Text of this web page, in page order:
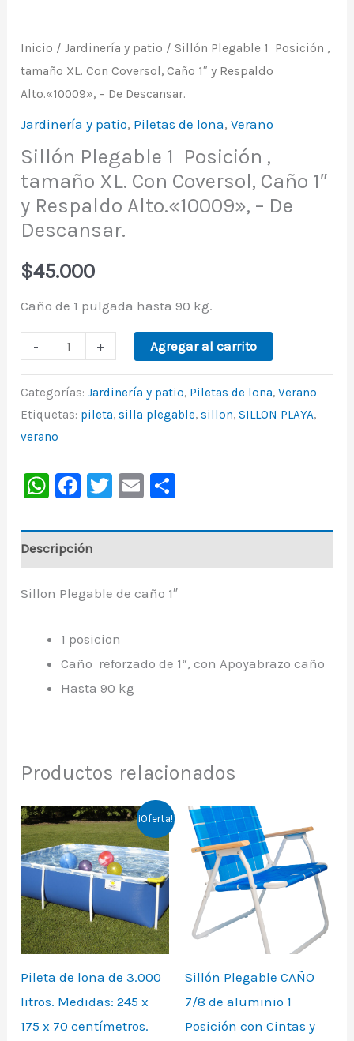
Inicio /Jardinería y patio / Sillón Plegable 1 Posición ,
tamaño XL. Con Coversol, Caño 1″ y Respaldo
Alto.«10009», – De Descansar.
Jardinería y patio, Piletas de lona,Verano
Sillón Plegable 1 Posición ,
tamaño XL. Con Coversol, Caño 1″
y Respaldo Alto.«10009», – De
Descansar.
$45.000
Caño de 1 pulgada hasta 90 kg.
- + Agregar al carrito
Categorías:Jardinería y patio, Piletas de lona,Verano
Etiquetas: pileta,silla plegable,sillon,SILLON PLAYA,
verano
WhatsApp
Facebook
Twitter
Email
Descripción
Sillon Plegable de caño 1″
1 posicion
Caño reforzado de 1“, con Apoyabrazo caño
Hasta 90 kg
Productos relacionados
¡Oferta!
Pileta de lona de 3.000
litros. Medidas: 245 x
175 x 70 centímetros.
Original
price
was:
$209.000.
Current
price
is:
$189.000.
Sillón Plegable CAÑO
7/8 de aluminio 1
Posición con Cintas y